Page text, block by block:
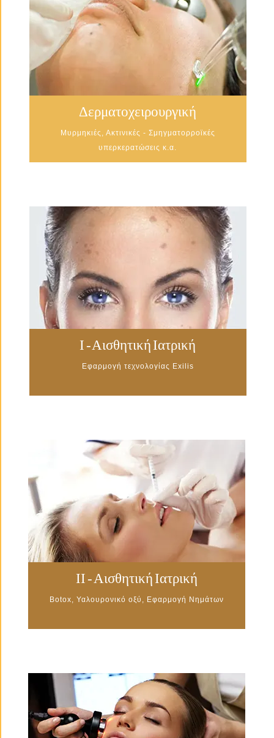
Δερματοχειρουργική
Μυρμηκιές, Ακτινικές - Σμηγματορροϊκές
υπερκερατώσεις κ.α.
Ι - Αισθητική Ιατρική
Εφαρμογή τεχνολογίας Exilis
II - Αισθητική Ιατρική
Botox, Υαλουρονικό οξύ, Εφαρμογή Νημάτων